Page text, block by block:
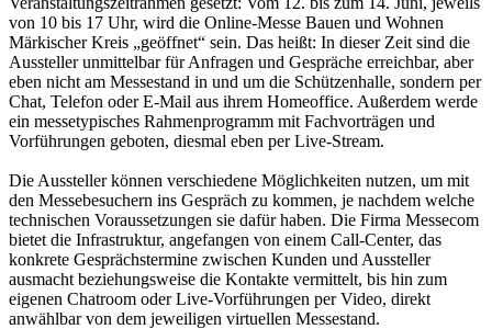
von 10 bis 17 Uhr, wird die Online-Messe Bauen und Wohnen
Märkischer Kreis „geöffnet“ sein. Das heißt: In dieser Zeit sind die
Aussteller unmittelbar für Anfragen und Gespräche erreichbar, aber
eben nicht am Messestand in und um die Schützenhalle, sondern per
Chat, Telefon oder E-Mail aus ihrem Homeoffice. Außerdem werde
ein messetypisches Rahmenprogramm mit Fachvorträgen und
Vorführungen geboten, diesmal eben per Live-Stream.
Die Aussteller können verschiedene Möglichkeiten nutzen, um mit
den Messebesuchern ins Gespräch zu kommen, je nachdem welche
technischen Voraussetzungen sie dafür haben. Die Firma Messecom
bietet die Infrastruktur, angefangen von einem Call-Center, das
konkrete Gesprächstermine zwischen Kunden und Aussteller
ausmacht beziehungsweise die Kontakte vermittelt, bis hin zum
eigenen Chatroom oder Live-Vorführungen per Video, direkt
anwählbar von dem jeweiligen virtuellen Messestand.